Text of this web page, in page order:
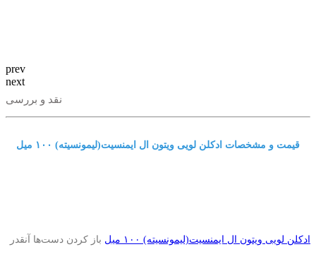
prev
next
نقد و بررسی
قیمت و مشخصات ادکلن لویی ویتون ال ایمنسیت(لیمونسیته) ١٠٠ میل
ادکلن لویی ویتون ال ایمنسیت(لیمونسیته) ١٠٠ میل
باز کردن دست‌ها آنقدر